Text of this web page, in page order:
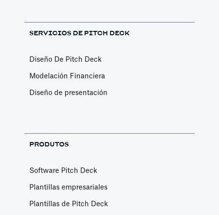
SERVICIOS DE PITCH DECK
Diseño De Pitch Deck
Modelación Financiera
Diseño de presentación
PRODUTOS
Software Pitch Deck
Plantillas empresariales
Plantillas de Pitch Deck